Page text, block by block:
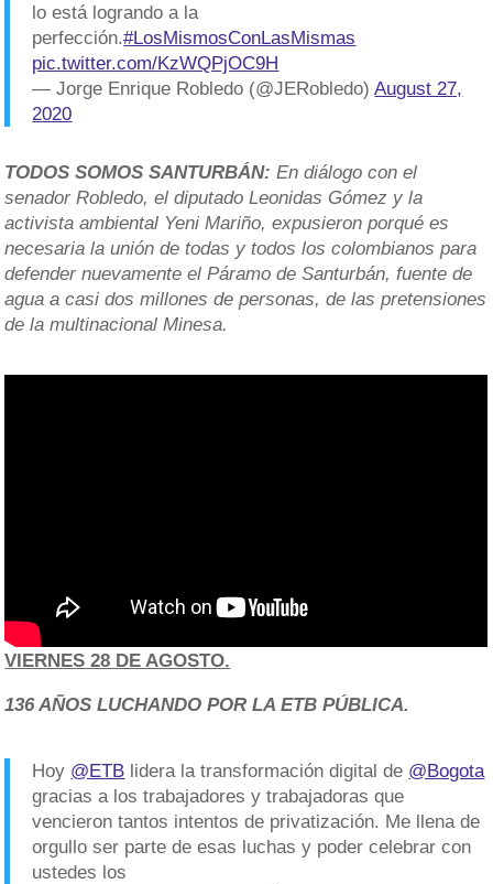
lo está logrando a la
perfección.#LosMismosConLasMismas
pic.twitter.com/KzWQPjOC9H
— Jorge Enrique Robledo (@JERobledo)August 27,
2020
TODOS SOMOS SANTURBÁN: En diálogo con el
senador Robledo, el diputado Leonidas Gómez y la
activista ambiental Yeni Mariño, expusieron porqué es
necesaria la unión de todas y todos los colombianos para
defender nuevamente el Páramo de Santurbán, fuente de
agua a casi dos millones de personas, de las pretensiones
de la multinacional Minesa.
VIERNES 28 DE AGOSTO.
136 AÑOS LUCHANDO POR LA ETB PÚBLICA.
Hoy @ETB lidera la transformación digital de @Bogota
gracias a los trabajadores y trabajadoras que
vencieron tantos intentos de privatización. Me llena de
orgullo ser parte de esas luchas y poder celebrar con
ustedes los